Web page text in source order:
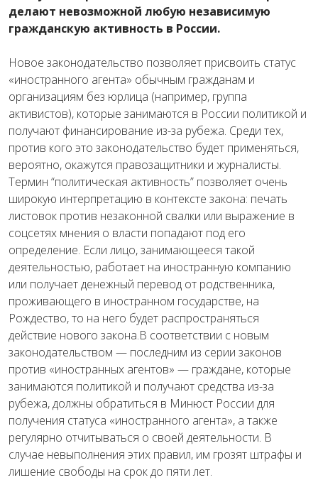
делают невозможной любую независимую
гражданскую активность в России.
Новое законодательство позволяет присвоить статус
«иностранного агента» обычным гражданам и
организациям без юрлица (например, группа
активистов), которые занимаются в России политикой и
получают финансирование из-за рубежа. Среди тех,
против кого это законодательство будет применяться,
вероятно, окажутся правозащитники и журналисты.
Термин “политическая активность” позволяет очень
широкую интерпретацию в контексте закона: печать
листовок против незаконной свалки или выражение в
соцсетях мнения о власти попадают под его
определение. Если лицо, занимающееся такой
деятельностью, работает на иностранную компанию
или получает денежный перевод от родственника,
проживающего в иностранном государстве, на
Рождество, то на него будет распространяться
действие нового закона.В соответствии с новым
законодательством — последним из серии законов
против «иностранных агентов» — граждане, которые
занимаются политикой и получают средства из-за
рубежа, должны обратиться в Минюст России для
получения статуса «иностранного агента», а также
регулярно отчитываться о своей деятельности. В
случае невыполнения этих правил, им грозят штрафы и
лишение свободы на срок до пяти лет.